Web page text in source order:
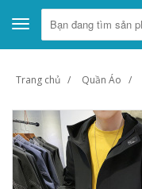
Toggle
navigation
Trang chủ Quần Áo